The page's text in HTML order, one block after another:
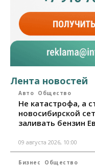
Лента новостей
Авто Общество
Не катастрофа, а
новосибирской
заливать бензин
09 августа 2026, 10:00
Бизнес Общество